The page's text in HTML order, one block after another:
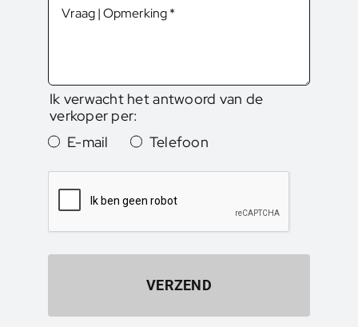
Ik verwacht het antwoord van de
verkoper per:
E-mail
Telefoon
VERZEND